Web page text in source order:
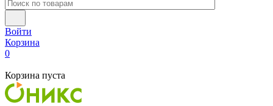
Войти
Корзина
0
Корзина пуста